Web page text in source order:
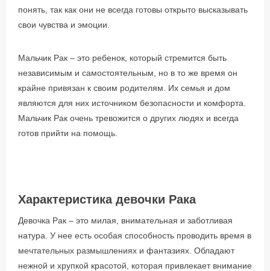
понять, так как они не всегда готовы открыто высказывать
свои чувства и эмоции.
Мальчик Рак – это ребенок, который стремится быть
независимым и самостоятельным, но в то же время он
крайне привязан к своим родителям. Их семья и дом
являются для них источником безопасности и комфорта.
Мальчик Рак очень тревожится о других людях и всегда
готов прийти на помощь.
Характеристика девочки Рака
Девочка Рак – это милая, внимательная и заботливая
натура. У нее есть особая способность проводить время в
мечтательных размышлениях и фантазиях. Обладают
нежной и хрупкой красотой, которая привлекает внимание